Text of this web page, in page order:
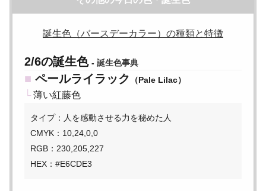
誕生色（バースデーカラー）の種類と特徴
2/6の誕生色 - 誕生色事典
■ ペールライラック （Pale Lilac）
└ 薄い紅藤色
タイプ：人を感動させる力を秘めた人
CMYK：10,24,0,0
RGB：230,205,227
HEX：#E6CDE3